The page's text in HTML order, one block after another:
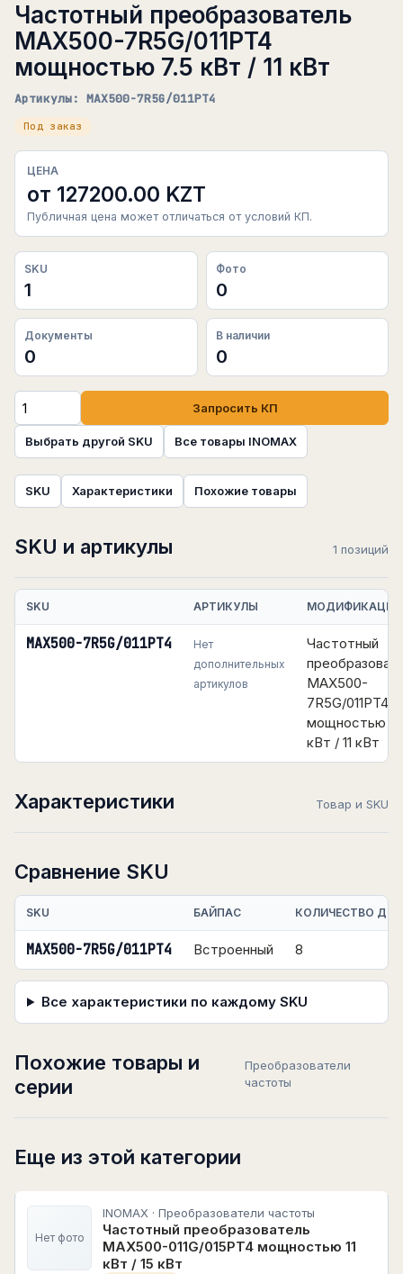
Частотный преобразователь
MAX500-7R5G/011PT4
мощностью 7.5 кВт / 11 кВт
Артикулы: MAX500-7R5G/011PT4
Под заказ
ЦЕНА
от 127200.00 KZT
Публичная цена может отличаться от условий КП.
SKU
1
Фото
0
Документы
0
В наличии
0
Запросить КП
Выбрать другой SKU Все товары INOMAX
SKU Характеристики Похожие товары
SKU и артикулы 1 позиций
SKU АРТИКУЛЫ МОДИФИКАЦИЯ
MAX500-7R5G/011PT4
Нет
дополнительных
артикулов
Частотный
MAX500-
7R5G/011PT4
мощностью
кВт / 11 кВт
Характеристики Товар и SKU
Сравнение SKU
SKU БАЙПАС КОЛИЧЕСТВО
MAX500-7R5G/011PT4 Встроенный 8
Все характеристики по каждому SKU
Похожие товары и
серии
Преобразователи
частоты
Еще из этой категории
Нет фото
INOMAX · Преобразователи частоты
Частотный преобразователь
MAX500-011G/015PT4 мощностью 11
кВт / 15 кВт